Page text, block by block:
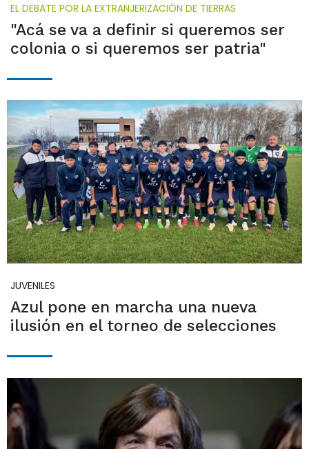
EL DEBATE POR LA EXTRANJERIZACIÓN DE TIERRAS
"Acá se va a definir si queremos ser
colonia o si queremos ser patria"
JUVENILES
Azul pone en marcha una nueva
ilusión en el torneo de selecciones